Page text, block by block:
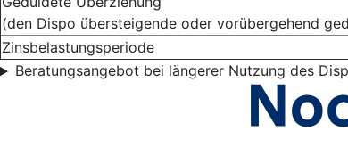
(den Dispo übersteigende oder vorübergehend
Zinsbelastungsperiode
Beratungsangebot bei längerer Nutzung des